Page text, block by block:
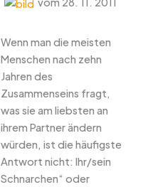
Wenn man die meisten
Menschen nach zehn
Jahren des
Zusammenseins fragt,
was sie am liebsten an
ihrem Partner ändern
würden, ist die häufigste
Antwort nicht: Ihr/sein
Schnarchen“ oder